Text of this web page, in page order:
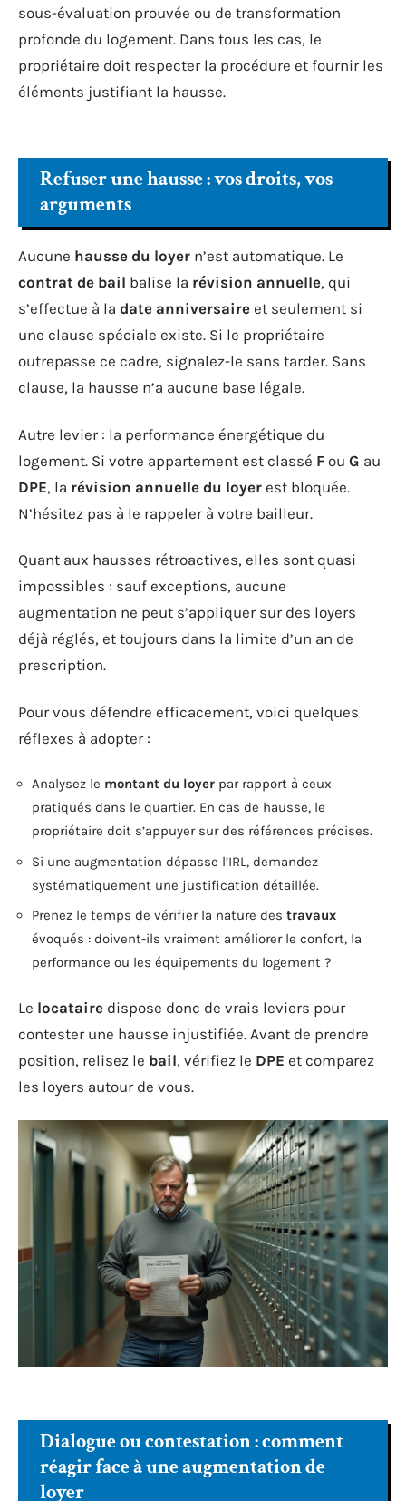
sous-évaluation prouvée ou de transformation
profonde du logement. Dans tous les cas, le
propriétaire doit respecter la procédure et fournir les
éléments justifiant la hausse.
Refuser une hausse : vos droits, vos
arguments
Aucune hausse du loyer n’est automatique. Le
contrat de bail balise la révision annuelle, qui
s’effectue à la date anniversaire et seulement si
une clause spéciale existe. Si le propriétaire
outrepasse ce cadre, signalez-le sans tarder. Sans
clause, la hausse n’a aucune base légale.
Autre levier : la performance énergétique du
logement. Si votre appartement est classé F ou G au
DPE, la révision annuelle du loyer est bloquée.
N’hésitez pas à le rappeler à votre bailleur.
Quant aux hausses rétroactives, elles sont quasi
impossibles : sauf exceptions, aucune
augmentation ne peut s’appliquer sur des loyers
déjà réglés, et toujours dans la limite d’un an de
prescription.
Pour vous défendre efficacement, voici quelques
réflexes à adopter :
Analysez le montant du loyer par rapport à ceux
pratiqués dans le quartier. En cas de hausse, le
propriétaire doit s’appuyer sur des références précises.
Si une augmentation dépasse l’IRL, demandez
systématiquement une justification détaillée.
Prenez le temps de vérifier la nature des travaux
évoqués : doivent-ils vraiment améliorer le confort, la
performance ou les équipements du logement ?
Le locataire dispose donc de vrais leviers pour
contester une hausse injustifiée. Avant de prendre
position, relisez le bail, vérifiez le DPE et comparez
les loyers autour de vous.
Dialogue ou contestation : comment
réagir face à une augmentation de
loyer